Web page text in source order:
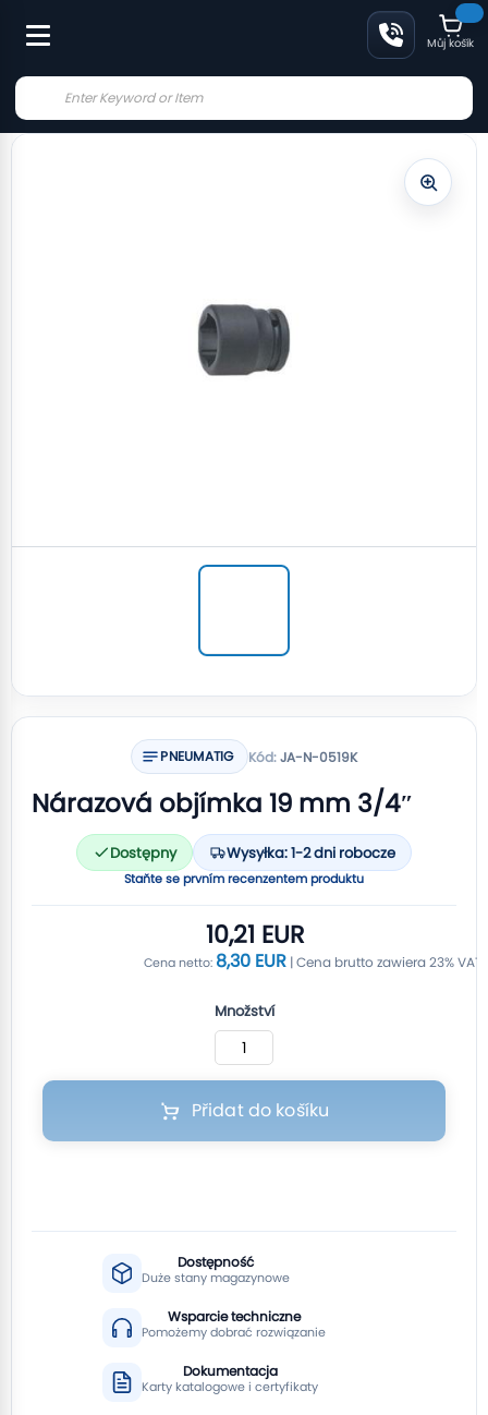
Můj košík
PNEUMATIG Kód:JA-N-0519K
Nárazová objímka 19 mm 3/4″
Dostępny Wysyłka: 1-2 dni robocze
Staňte se prvním recenzentem produktu
10,21 EUR
8,30 EUR
Množství
Přidat do košíku
Dostępność
Duże stany magazynowe
Wsparcie techniczne
Pomożemy dobrać rozwiązanie
Dokumentacja
Karty katalogowe i certyfikaty